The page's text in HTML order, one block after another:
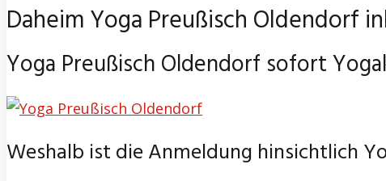
Daheim Yoga Preußisch Oldendorf
Yoga Preußisch Oldendorf sofort
Weshalb ist die Anmeldung hinsichtlich